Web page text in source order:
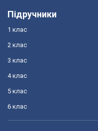
Підручники
1 клас
2 клас
3 клас
4 клас
5 клас
6 клас